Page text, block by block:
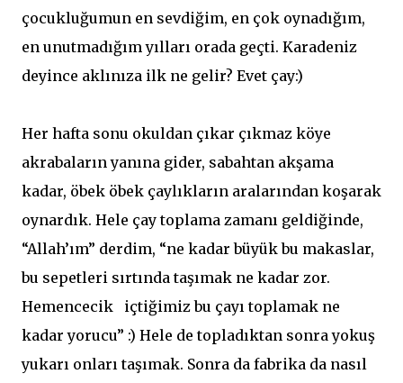
çocukluğumun en sevdiğim, en çok oynadığım,
en unutmadığım yılları orada geçti. Karadeniz
deyince aklınıza ilk ne gelir? Evet çay:)
Her hafta sonu okuldan çıkar çıkmaz köye
akrabaların yanına gider, sabahtan akşama
kadar, öbek öbek çaylıkların aralarından koşarak
oynardık. Hele çay toplama zamanı geldiğinde,
“Allah’ım” derdim, “ne kadar büyük bu makaslar,
bu sepetleri sırtında taşımak ne kadar zor.
Hemencecik içtiğimiz bu çayı toplamak ne
kadar yorucu” :) Hele de topladıktan sonra yokuş
yukarı onları taşımak. Sonra da fabrika da nasıl